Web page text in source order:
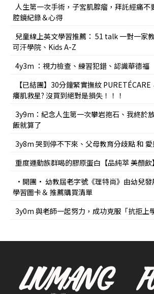
人生第一次手術，子宮肌腺瘤，拜託經痛不
腔鏡紀錄＆心得
兒童線上英文學習推薦： 51 talk 一對一家
可汗學院、Kids A-Z
4y3m ：視力檢查、練習犯錯、認識華德福
【已結團】30分鐘緊實撫紋
癢肌救星? 沒買到絕對是損失！！！
3y9m：紀念人生第一次攀岩抱石、我終於
飯就算了
3y8m 哭到停不下來、父母教育分歧點 和
重度運動族群喝的膠原蛋白【品純萃 美顏飲】
•開團• 幼教屆老字號《理特尚》由幼兒
學習圖卡＆ 推薦購買清單
3y0m 與老師一起努力，成功克服「抗拒上